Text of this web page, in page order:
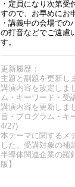
・定員になり次第受
すので、お早めにお
・講義中の会場での
の打音などでご遠慮
す。
更新履歴：
主題と副題を更新し
講演内容を改定しま
ム・キーワード・受
講演内容を更新しま
旨・プログラム・キ
4/27)​
本テーマに関するメ
した。受講対象の補
半導体関連企業の羅
版】